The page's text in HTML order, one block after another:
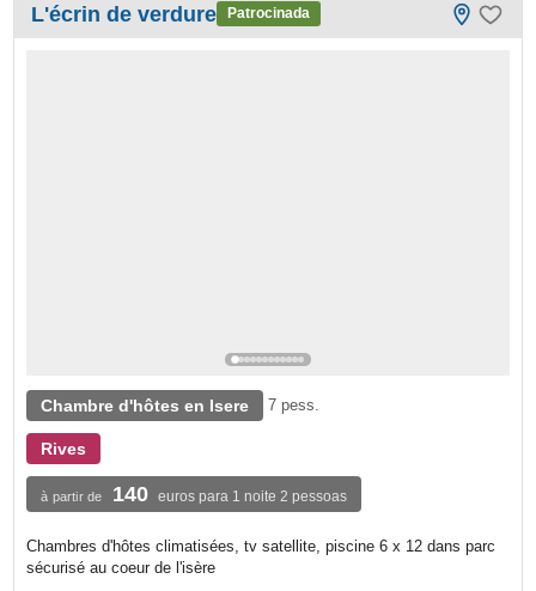
L'écrin de verdure Patrocinada
Chambre d'hôtes en Isere 7 pess.
Rives
à partir de 140 euros para 1 noite 2 pessoas
Chambres d'hôtes climatisées, tv satellite, piscine 6 x 12 dans parc
sécurisé au coeur de l'isère